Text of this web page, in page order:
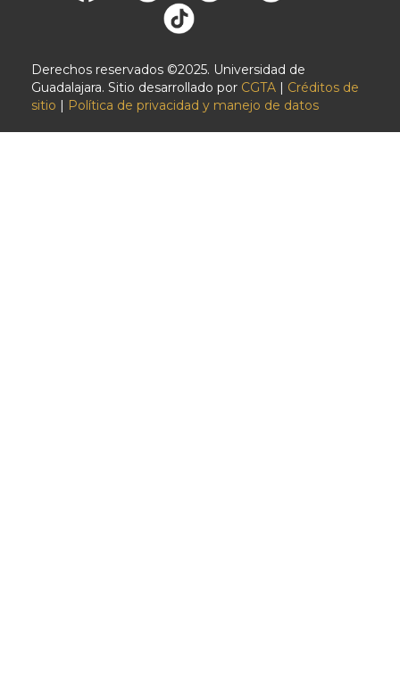
Derechos reservados ©2025. Universidad de
Guadalajara. Sitio desarrollado por CGTA | Créditos de
sitio | Política de privacidad y manejo de datos